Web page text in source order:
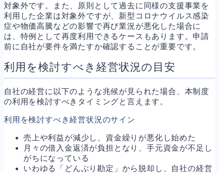
対象外です。また、原則として過去に同様の支援事業を
利用した企業は対象外ですが、新型コロナウイルス感染
症や物価高騰などの影響で再び業況が悪化した場合に
は、特例として再度利用できるケースもあります。申請
前に自社が要件を満たすか確認することが重要です。
利用を検討すべき経営状況の目安
自社の経営に以下のような兆候が見られた場合、本制度
の利用を検討すべきタイミングと言えます。
利用を検討すべき経営状況のサイン
売上や利益が減少し、資金繰りが悪化し始めた
月々の借入金返済が負担となり、手元資金が不足し
がちになっている
いわゆる「どんぶり勘定」から脱却し、自社の経営